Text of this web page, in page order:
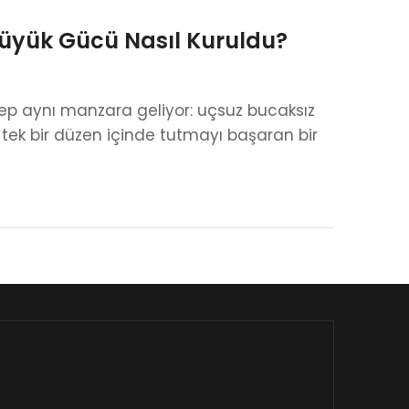
Gücü Nasıl Kuruldu?
aynı manzara geliyor: uçsuz bucaksız
bir düzen içinde tutmayı başaran bir